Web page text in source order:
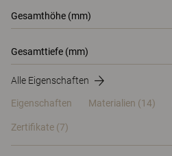
Gesamthöhe (mm)
Gesamttiefe (mm)
Alle Eigenschaften
Eigenschaften Materialien (14)
Zertifikate (7)